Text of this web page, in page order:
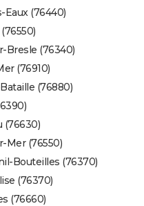
Eaux (76440)
Bresle (76340)
(76910)
(76880)
(76630)
Mer (76550)
Bouteilles (76370)
(76370)
(76660)